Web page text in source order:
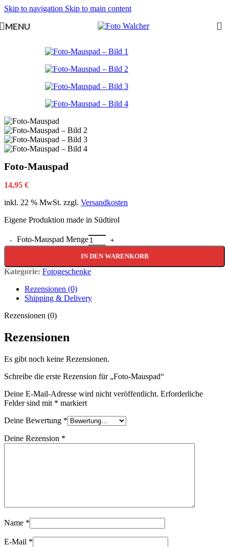
Skip to navigation Skip to main content
MENU
Foto-Mauspad
14,95 €
inkl. 22 % MwSt. zzgl. Versandkosten
Eigene Produktion made in Südtirol
Foto-Mauspad Menge
IN DEN WARENKORB
Kategorie: Fotogeschenke
Rezensionen (0)
Shipping & Delivery
Rezensionen (0)
Rezensionen
Es gibt noch keine Rezensionen.
Schreibe die erste Rezension für „Foto-Mauspad“
Deine E-Mail-Adresse wird nicht veröffentlicht. Erforderliche
Felder sind mit * markiert
Deine Bewertung *
Deine Rezension *
Name *
E-Mail *